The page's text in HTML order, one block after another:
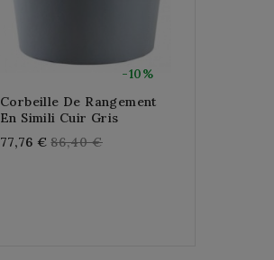
-10%
Corbeille De Rangement
En Simili Cuir Gris
77,76 € Regular
86,40 €